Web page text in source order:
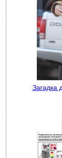
Загадка